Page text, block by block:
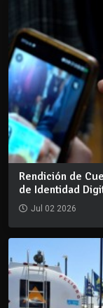
Rendición de
de Identidad
Jul 02 2026